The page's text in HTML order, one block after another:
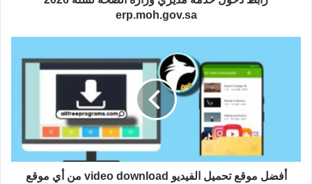
erp.moh.gov.sa
أفضل موقع تحميل الفيديو video download من أي موقع